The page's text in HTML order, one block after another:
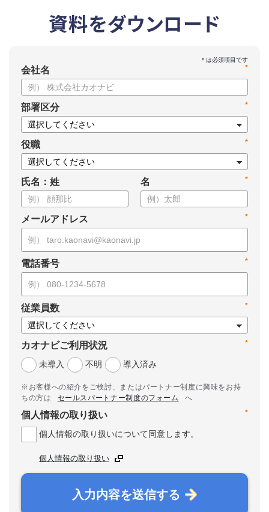
資料をダウンロード
*
会社名
*
部署区分
*
役職
氏名：姓 *
名
*
メールアドレス
*
電話番号
*
従業員数
*
カオナビご利用状況
未導入
不明 導入済み
※お客様への紹介をご検討、またはパートナー制度に興味をお持
ちの方は
セールスパートナー制度のフォーム
へ
*
個人情報の取り扱い
個人情報の取り扱いについて同意します。
個人情報の取り扱い
入力内容を送信する